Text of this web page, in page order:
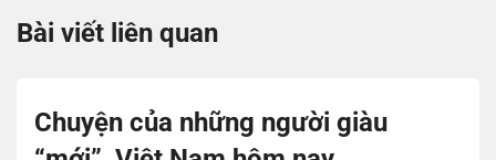
Bài viết liên quan
Chuyện của những người giàu